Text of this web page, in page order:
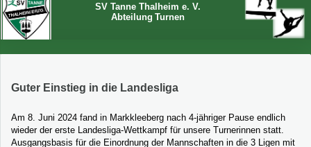
SV Tanne Thalheim e. V.
Abteilung Turnen
Guter Einstieg in die Landesliga
Am 8. Juni 2024 fand in Markkleeberg nach 4-jähriger Pause endlich
wieder der erste Landesliga-Wettkampf für unsere Turnerinnen statt.
Ausgangsbasis für die Einordnung der Mannschaften in die 3 Ligen mit